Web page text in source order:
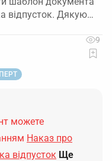
відпусток. Дякую…
9
можете
Наказ про
відпусток Ще